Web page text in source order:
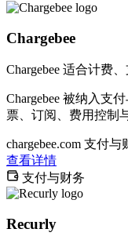
Chargebee
Chargebee 适合计费
Chargebee 被纳入支
票、订阅、费用控制
chargebee.com 支付与
查看详情
支付与财务
Recurly